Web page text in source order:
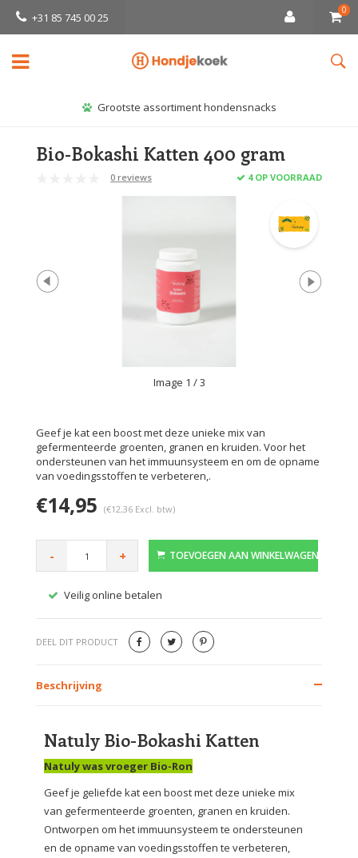
+31 85 745 00 25
0
Grootste assortiment hondensnacks
Bio-Bokashi Katten 400 gram
0 reviews 4 OP VOORRAAD
Image 1 / 3
Geef je kat een boost met deze unieke mix van
gefermenteerde groenten, granen en kruiden. Voor het
ondersteunen van het immuunsysteem en om de opname
van voedingsstoffen te verbeteren,.
€14,95 (€12,36 Excl. btw)
- + TOEVOEGEN AAN WINKELWAGEN
Veilig online betalen
DEEL DIT PRODUCT
Beschrijving
Natuly Bio-Bokashi Katten
Natuly was vroeger Bio-Ron
Geef je geliefde kat een boost met deze unieke mix
van gefermenteerde groenten, granen en kruiden.
Ontworpen om het immuunsysteem te ondersteunen
en de opname van voedingsstoffen te verbeteren,